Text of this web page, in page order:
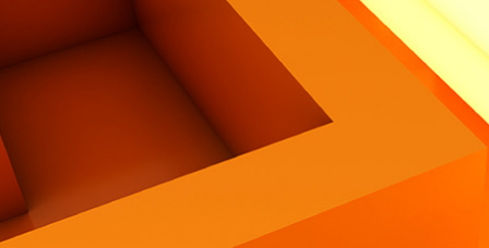
Contatti
Eng